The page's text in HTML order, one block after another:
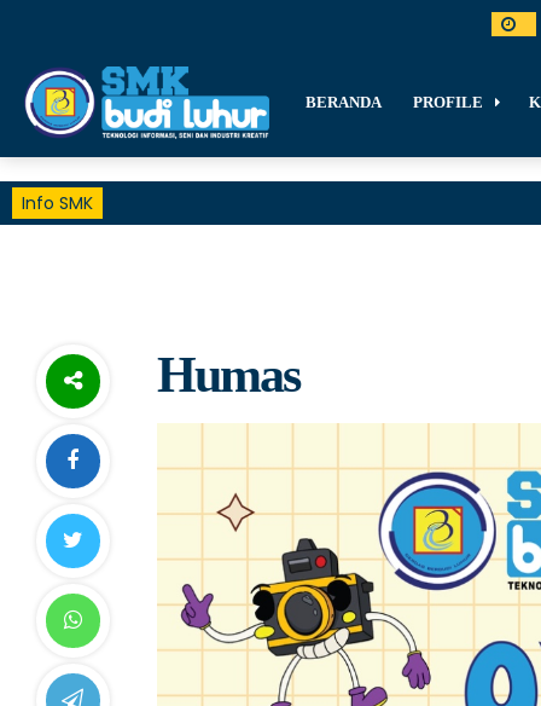
BERANDA PROFILE
Info SMK
Humas